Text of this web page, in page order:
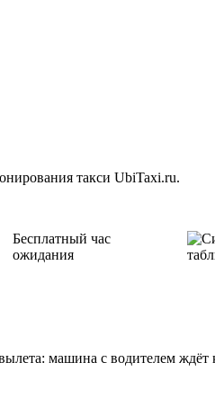
такси UbiTaxi.ru.
Бесплатный час
ожидания
машина с водителем